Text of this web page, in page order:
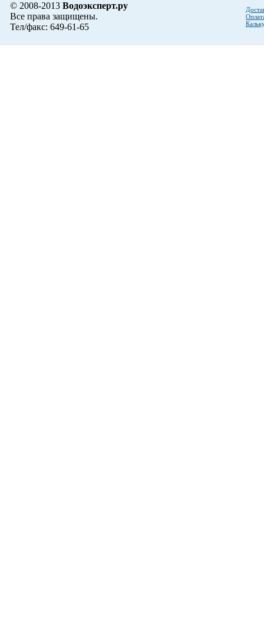
© 2008-2013 Водоэксперт.ру
Все права защищены.
Тел/факс: 649-61-65